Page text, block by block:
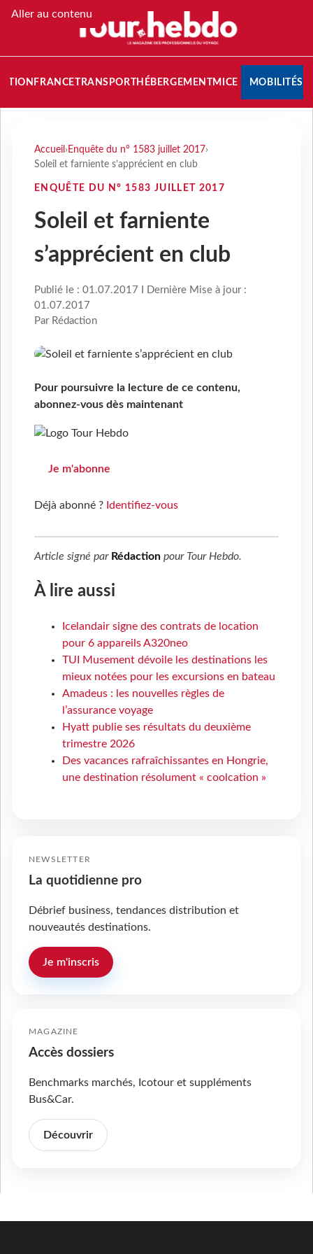
Aller au contenu
FRANCETRANSPORT HÉBERGEMENTMICE MOBILITÉS
Accueil › Enquête du n° 1583 juillet 2017›
Soleil et farniente s’apprécient en club
ENQUÊTE DU N° 1583 JUILLET 2017
Soleil et farniente
s’apprécient en club
Publié le : 01.07.2017 I Dernière Mise à jour :
01.07.2017
Par Rédaction
Pour poursuivre la lecture de ce contenu,
abonnez-vous dès maintenant
Je m'abonne
Déjà abonné ? Identifiez-vous
Article signé par Rédaction pour Tour Hebdo.
À lire aussi
Icelandair signe des contrats de location
pour 6 appareils A320neo
TUI Musement dévoile les destinations les
mieux notées pour les excursions en bateau
Amadeus : les nouvelles règles de
l’assurance voyage
Hyatt publie ses résultats du deuxième
trimestre 2026
Des vacances rafraîchissantes en Hongrie,
une destination résolument « coolcation »
NEWSLETTER
La quotidienne pro
Débrief business, tendances distribution et
nouveautés destinations.
Je m'inscris
MAGAZINE
Accès dossiers
Benchmarks marchés, Icotour et suppléments
Bus&Car.
Découvrir